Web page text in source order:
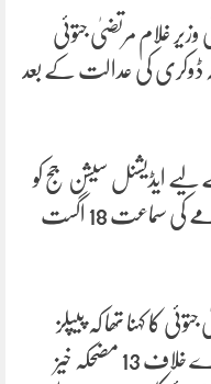
غلام مرتضیٰ جتوئی
ڈوکری کی عدالت کے بعد
ایڈیشنل سیشن جج کو
نامزد کر دیا۔بعدازاں عدالت نے مقدمے کی سماعت 18 اگست
کا کہنا تھا کہ پیپلز
پارٹی نے سیاسی انتقام کے طور پر میرے خلاف 13 مضحکہ خیز